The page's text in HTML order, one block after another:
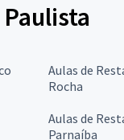
Aulas de
Rocha
Aulas de
Parnaíba